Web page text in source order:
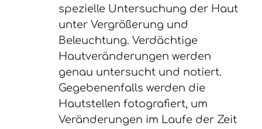
spezielle Untersuchung der Haut
unter Vergrößerung und
Beleuchtung. Verdächtige
Hautveränderungen werden
genau untersucht und notiert.
Gegebenenfalls werden die
Hautstellen fotografiert, um
Veränderungen im Laufe der Zeit